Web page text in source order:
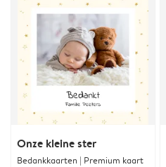
Onze kleine ster
Bedankkaarten | Premium kaart